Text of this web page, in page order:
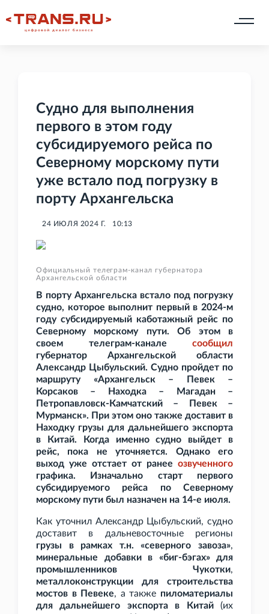
Судно для выполнения
первого в этом году
субсидируемого рейса по
Северному морскому пути
уже встало под погрузку в
порту Архангельска
24 ИЮЛЯ 2024 Г. 10:13
Официальный телеграм-канал губернатора
Архангельской области
В порту Архангельска встало под погрузку
судно, которое выполнит первый в 2024-м
году субсидируемый каботажный рейс по
Северному морскому пути. Об этом в
своем телеграм-канале сообщил
губернатор Архангельской области
Александр Цыбульский. Судно пройдет по
маршруту «Архангельск – Певек –
Корсаков – Находка – Магадан –
Петропавловск-Камчатский – Певек –
Мурманск». При этом оно также доставит в
Находку грузы для дальнейшего экспорта
в Китай. Когда именно судно выйдет в
рейс, пока не уточняется. Однако его
выход уже отстает от ранее озвученного
графика. Изначально старт первого
субсидируемого рейса по Северному
морскому пути был назначен на 14-е июля.
Как уточнил Александр Цыбульский, судно
доставит в дальневосточные регионы
грузы в рамках т.н. «северного завоза»,
минеральные добавки в «биг-бэгах» для
промышленников Чукотки,
металлоконструкции для строительства
мостов в Певеке, а также пиломатериалы
для дальнейшего экспорта в Китай(их